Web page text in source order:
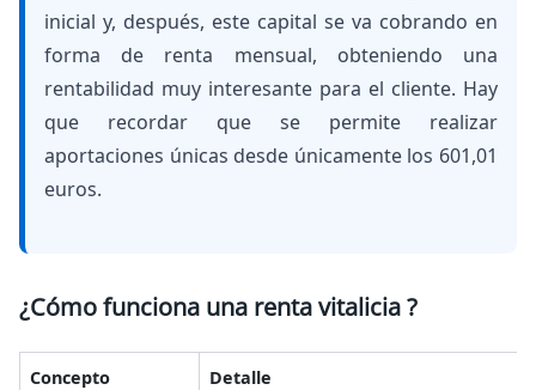
inicial y, después, este capital se va cobrando en
forma de renta mensual, obteniendo una
rentabilidad muy interesante para el cliente. Hay
que recordar que se permite realizar
aportaciones únicas desde únicamente los 601,01
euros.
¿Cómo funciona una renta vitalicia ?
Concepto Detalle